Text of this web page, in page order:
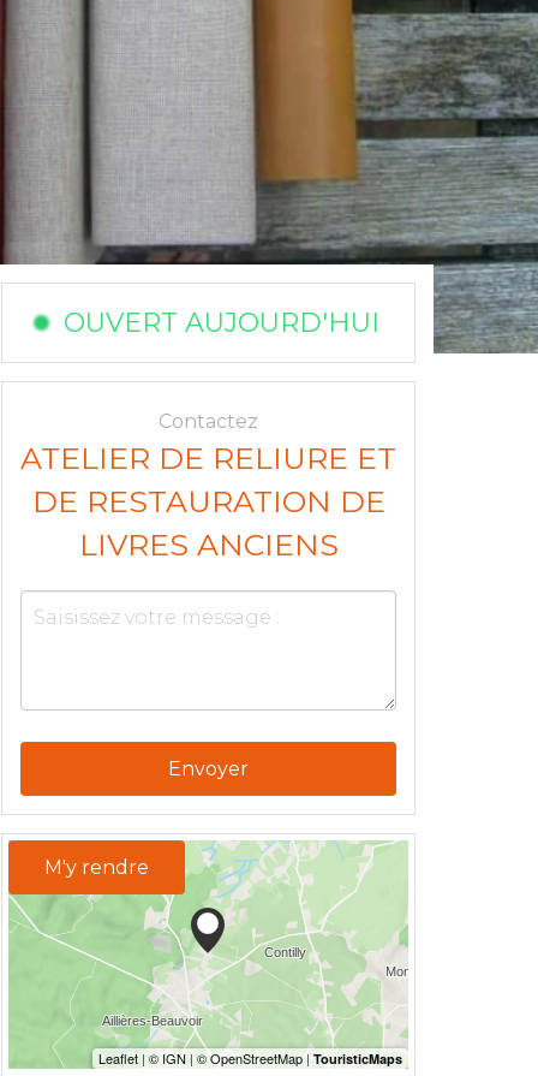
OUVERT AUJOURD'HUI
Contactez
ATELIER DE RELIURE ET
DE RESTAURATION DE
LIVRES ANCIENS
Envoyer
M'y rendre